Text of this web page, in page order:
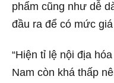
phẩm cũng như dễ
đầu ra để có mức
“Hiện tỉ lệ nội địa
Nam còn khá thấp